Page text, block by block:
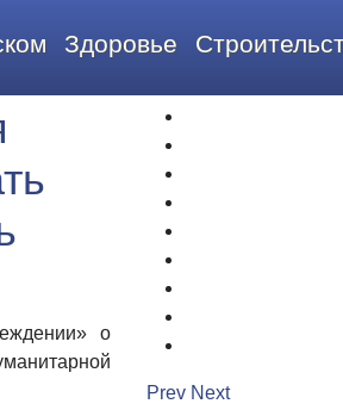
Здоровье
о
Prev Next